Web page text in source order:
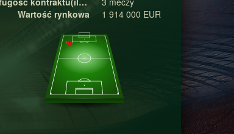
Wartość rynkowa
1 914 000 EUR